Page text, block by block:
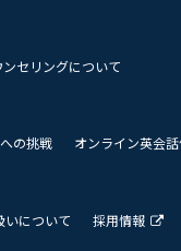
セリングについて
の挑戦 オンライン英会
いについて 採用情報